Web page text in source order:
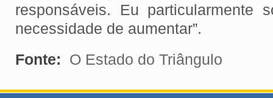
responsáveis. Eu particularmente
necessidade de aumentar”.
Fonte:
O Estado do Triângulo